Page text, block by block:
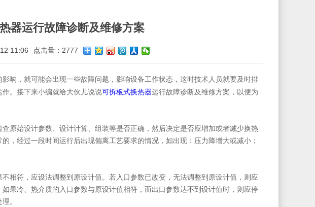
器运行故障诊断及维修方案
11:06 点击量：2777
响，就可能会出现一些故障问题，影响设备工作状态，这时技术人员就要及时排
。接下来小编就给大伙儿说说可拆板式换热器运行故障诊断及维修方案，以便为
原始设计参数、设计计算、组装等是否正确，然后决定是否应增加或者减少换热
，经过一段时间运行后出现偏离工艺要求的情况，如出现：压力降增大或减小；
相符，应设法调整到原设计值。若入口参数已改变，无法调整到原设计值，则应
果冷、热介质的入口参数与原设计值相符，而出口参数达不到设计值时，则应停
。